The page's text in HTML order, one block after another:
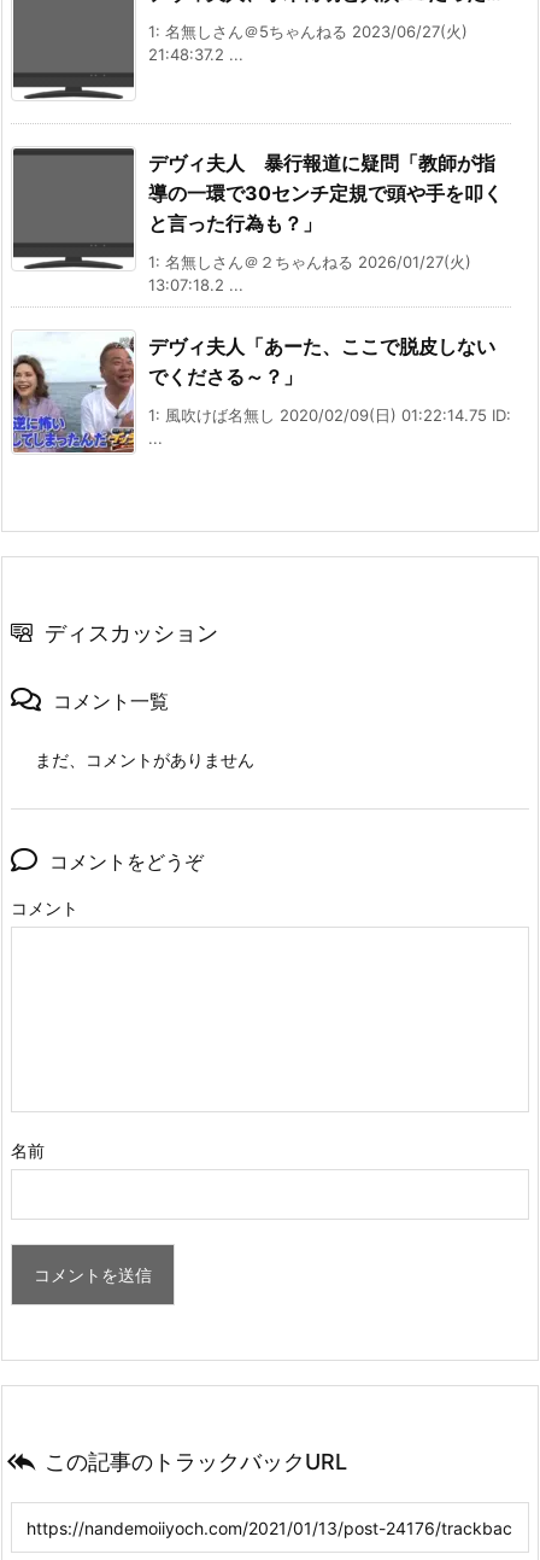
1: 名無しさん＠5ちゃんねる 2023/06/27(火)
21:48:37.2 ...
デヴィ夫人 暴行報道に疑問「教師が指
導の一環で30センチ定規で頭や手を叩く
と言った行為も？」
1: 名無しさん＠２ちゃんねる 2026/01/27(火)
13:07:18.2 ...
デヴィ夫人「あーた、ここで脱皮しない
でくださる～？」
1: 風吹けば名無し 2020/02/09(日) 01:22:14.75 ID:
...
ディスカッション
コメント一覧
まだ、コメントがありません
コメントをどうぞ
コメント
名前
 この記事のトラックバックURL